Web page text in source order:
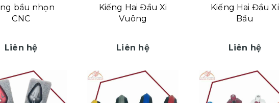
bầu nhọn
CNC
Liên hệ
Kiếng Hai Đầu Xi
Vuông
Liên hệ
Kiếng Hai Đầu Xi
Bầu
Liên hệ